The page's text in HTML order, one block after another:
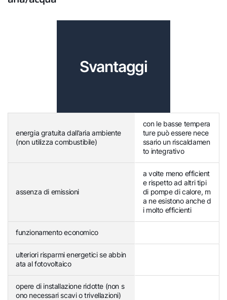
Svantaggi
energia gratuita dall’aria ambiente
(non utilizza combustibile)
con le basse tempera
ture può essere nece
ssario un riscaldamen
to integrativo
assenza di emissioni
a volte meno efficient
e rispetto ad altri tipi
di pompe di calore, m
a ne esistono anche d
i molto efficienti
funzionamento economico
ulteriori risparmi energetici se abbin
ata al fotovoltaico
opere di installazione ridotte (non s
ono necessari scavi o trivellazioni)